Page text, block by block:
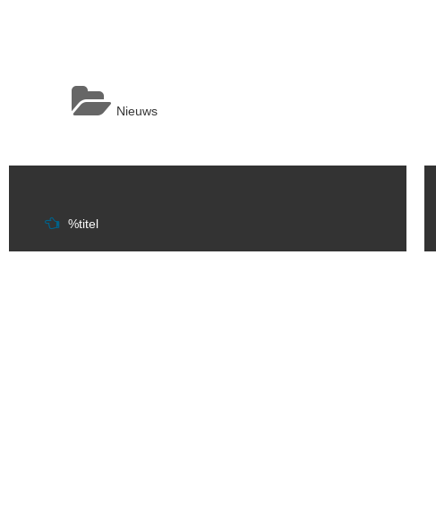
Nieuws
Berichtnavigatie
%titel